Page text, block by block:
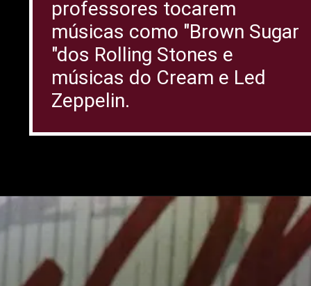
professores tocarem
músicas como "Brown Sugar
"dos Rolling Stones e
músicas do Cream e Led
Zeppelin.